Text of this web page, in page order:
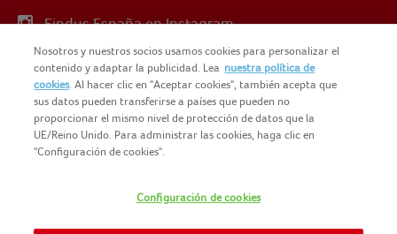
Findus España en Instagram
Findus España en X
POLÍTICA DE PRIVACIDAD
Nosotros y nuestros socios usamos cookies para personalizar el
contenido y adaptar la publicidad. Lea nuestra política de
cookies. Al hacer clic en "Aceptar cookies", también acepta que
sus datos pueden transferirse a países que pueden no
proporcionar el mismo nivel de protección de datos que la
UE/Reino Unido. Para administrar las cookies, haga clic en
"Configuración de cookies".
Configuración de cookies